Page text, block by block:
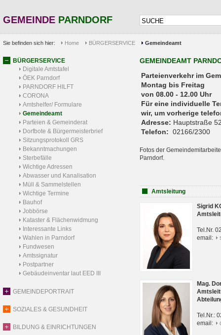
GEMEINDE PARNDORF
Sie befinden sich hier: Home BÜRGERSERVICE Gemeindeamt
BÜRGERSERVICE
Digitale Amtstafel
ÖEK Parndorf
PARNDORF HILFT
CORONA
Amtshelfer/ Formulare
Gemeindeamt
Parteien & Gemeinderat
Dorfbote & Bürgermeisterbrief
Sitzungsprotokoll GRS
Bekanntmachungen
Sterbefälle
Wichtige Adressen
Abwasser und Kanalisation
Müll & Sammelstellen
Wichtige Termine
Bauhof
Jobbörse
Kataster & Flächenwidmung
Interessante Links
Wahlen in Parndorf
Fundwesen
Amtssignatur
Postpartner
Gebäudeinventar laut EED III
GEMEINDEPORTRAIT
SOZIALES & GESUNDHEIT
BILDUNG & EINRICHTUNGEN
GEMEINDEAMT
Parteienverkehr
Montag bis Freitag
von 08.00 - 12.00 Uhr
Für eine individuelle
wir, um vorherige
Adresse: Hauptstraße
Telefon: 02166/2300
Fotos der
Parndorf.
Amtsleitung
Sigrid
Tel.Nr.
email:
Mag.
Tel.Nr.:
email: